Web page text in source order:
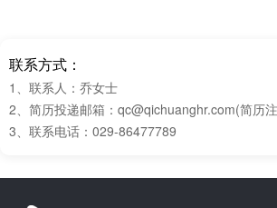
联系方式：
1、联系人：乔女士
2、简历投递邮箱：qc@qichuanghr.com(简历
3、联系电话：029-86477789